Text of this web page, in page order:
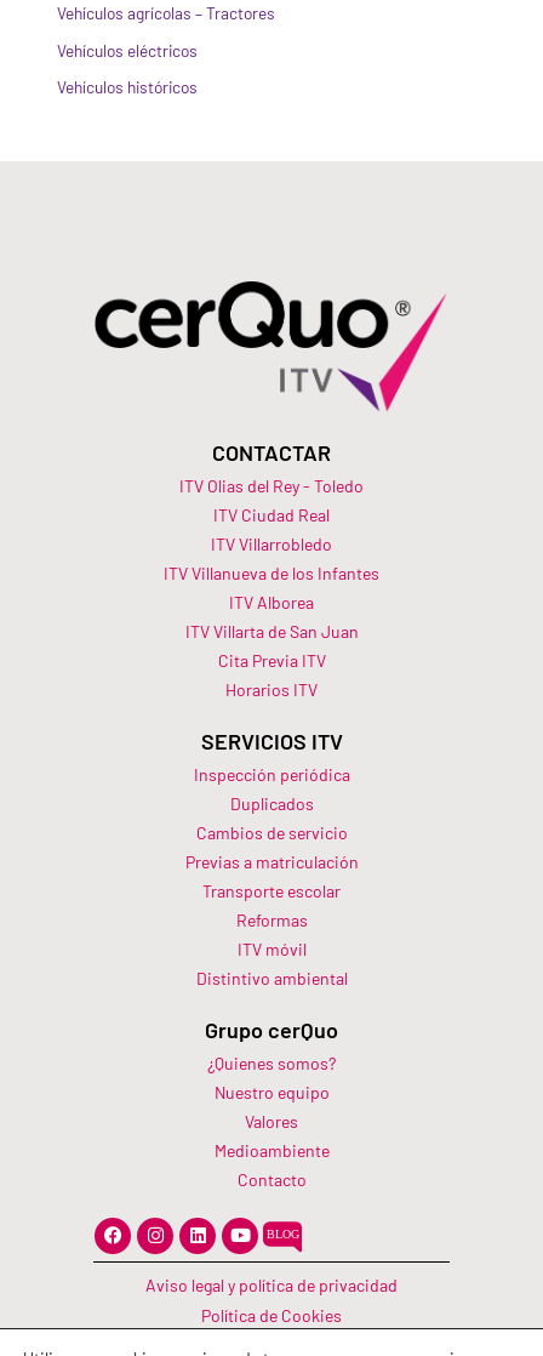
Vehículos agrícolas – Tractores
Vehículos eléctricos
Vehículos históricos
CONTACTAR
ITV Olias del Rey - Toledo
ITV Ciudad Real
ITV Villarrobledo
ITV Villanueva de los Infantes
ITV Alborea
ITV Villarta de San Juan
Cita Previa ITV
Horarios ITV​
SERVICIOS ITV
Inspección periódica
Duplicados
Cambios de servicio
Previas a matriculación
Transporte escolar
Reformas
ITV móvil
Distintivo ambiental
Grupo cerQuo
¿Quienes somos?
Nuestro equipo
Valores
Medioambiente
Contacto
F
a
c
o
I
n
s
t
a
r
L
i
n
k
e
d
i
Y
o
u
t
u
b
e
Aviso legal y política de privacidad
Política de Cookies